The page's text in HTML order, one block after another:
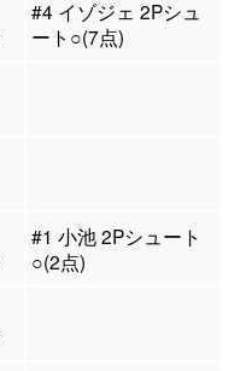
#4 イゾジェ 2Pシュ
ート○(7点)
#1 小池 2Pシュート
○(2点)